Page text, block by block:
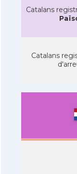
Catalans
Catalans